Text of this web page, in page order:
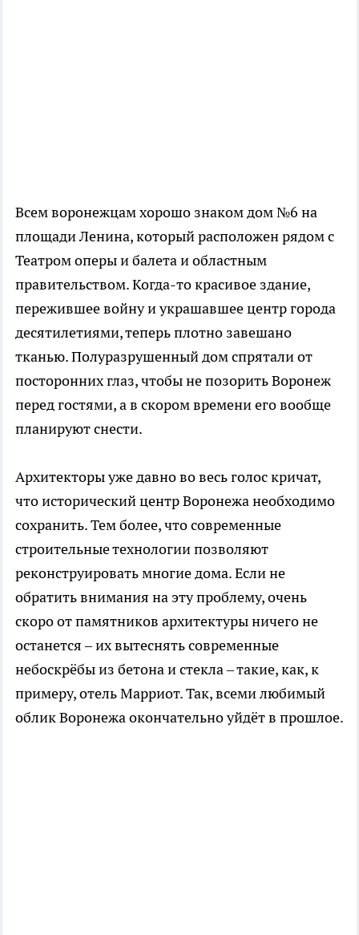
Всем воронежцам хорошо знаком дом №6 на
площади Ленина, который расположен рядом с
Театром оперы и балета и областным
правительством. Когда-то красивое здание,
пережившее войну и украшавшее центр города
десятилетиями, теперь плотно завешано
тканью. Полуразрушенный дом спрятали от
посторонних глаз, чтобы не позорить Воронеж
перед гостями, а в скором времени его вообще
планируют снести.
Архитекторы уже давно во весь голос кричат,
что исторический центр Воронежа необходимо
сохранить. Тем более, что современные
строительные технологии позволяют
реконструировать многие дома. Если не
обратить внимания на эту проблему, очень
скоро от памятников архитектуры ничего не
останется – их вытеснять современные
небоскрёбы из бетона и стекла – такие, как, к
примеру, отель Марриот. Так, всеми любимый
облик Воронежа окончательно уйдёт в прошлое.